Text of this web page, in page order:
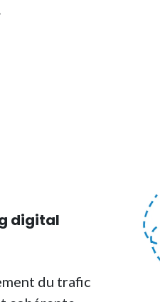
digital
du trafic